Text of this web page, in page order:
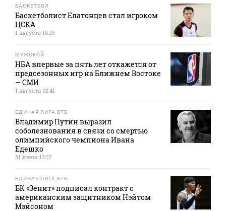
БАСКЕТБОЛ
Баскетболист Елатонцев стал игроком
ЦСКА
1 августа 10:10
МУЖСКОЙ
НБА впервые за пять лет откажется от
предсезонных игр на Ближнем Востоке
— СМИ
1 августа 02:41
ЕДИНАЯ ЛИГА ВТБ
Владимир Путин выразил
соболезнования в связи со смертью
олимпийского чемпиона Ивана
Едешко
31 июля 13:17
ЕДИНАЯ ЛИГА ВТБ
БК «Зенит» подписал контракт с
американским защитником Нэйтом
Мэйсоном